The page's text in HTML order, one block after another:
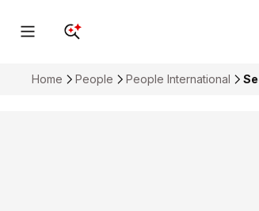
Home People People International